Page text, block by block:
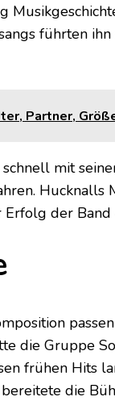
führten
Partner,
mit
Hucknalls
der
die Gruppe
frühen
die